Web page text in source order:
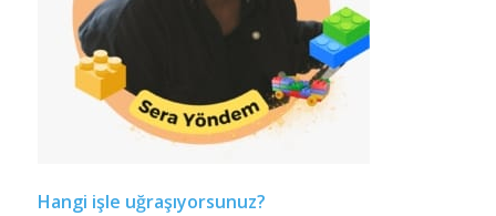
Hangi işle uğraşıyorsunuz?